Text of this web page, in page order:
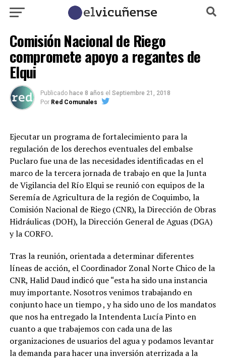
Comisión Nacional de Riego
compromete apoyo a regantes de
Elqui
Publicado hace 8 años el Septiembre 21, 2018
Por Red Comunales
Ejecutar un programa de fortalecimiento para la
regulación de los derechos eventuales del embalse
Puclaro fue una de las necesidades identificadas en el
marco de la tercera jornada de trabajo en que la Junta
de Vigilancia del Río Elqui se reunió con equipos de la
Seremía de Agricultura de la región de Coquimbo, la
Comisión Nacional de Riego (CNR), la Dirección de Obras
Hidráulicas (DOH), la Dirección General de Aguas (DGA)
y la CORFO.
Tras la reunión, orientada a determinar diferentes
líneas de acción, el Coordinador Zonal Norte Chico de la
CNR, Halid Daud indicó que “esta ha sido una instancia
muy importante. Nosotros venimos trabajando en
conjunto hace un tiempo , y ha sido uno de los mandatos
que nos ha entregado la Intendenta Lucía Pinto en
cuanto a que trabajemos con cada una de las
organizaciones de usuarios del agua y podamos levantar
la demanda para hacer una inversión aterrizada a la